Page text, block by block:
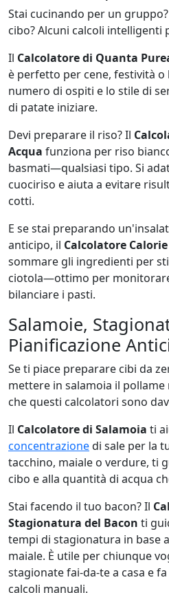
Stai cucinando per un
cibo? Alcuni calcoli
Il Calcolatore di Quanta
è perfetto per cene, festività
numero di ospiti e lo stile di
di patate iniziare.
Devi preparare il riso? Il
Acqua funziona per riso
basmati—qualsiasi tipo. Si
cuociriso e aiuta a evitare
cotti.
E se stai preparando
anticipo, il Calcolatore
sommare gli ingredienti per
ciotola—ottimo per
bilanciare i pasti.
Salamoie,
Pianificazione
Se ti piace preparare cibi da
mettere in salamoia il pollame
che questi calcolatori sono
Il Calcolatore di Salamoia ti
concentrazionedi sale per la
tacchino, maiale o verdure, ti
cibo e alla quantità di acqua
Stai facendo il tuo bacon? Il
Stagionatura del Bacon ti
tempi di stagionatura in base
maiale. È utile per chiunque
stagionate fai-da-te a casa e
calcoli manuali.